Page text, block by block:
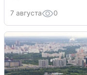
7 августа 0